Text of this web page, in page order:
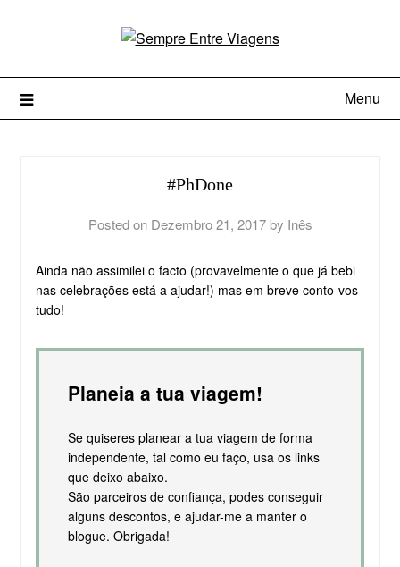
Menu
#PhDone
Posted on Dezembro 21, 2017by Inês
Ainda não assimilei o facto (provavelmente o que já bebi
nas celebrações está a ajudar!) mas em breve conto-vos
tudo!
Planeia a tua viagem!
Se quiseres planear a tua viagem de forma
independente, tal como eu faço, usa os links
que deixo abaixo.
São parceiros de confiança, podes conseguir
alguns descontos, e ajudar-me a manter o
blogue. Obrigada!